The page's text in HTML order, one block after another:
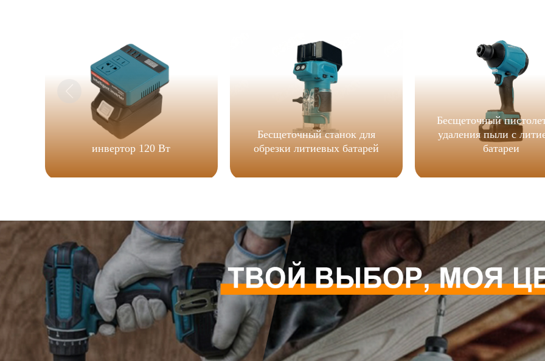
инвертор 120 Вт
Бесщеточный станок для
обрезки литиевых батарей
Бесщеточный
удаления пыли с
батареи